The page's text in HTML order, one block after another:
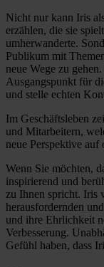
Nicht nur kann Iris
erzählen, die sie
umherwanderte.
Publikum mit
neue Wege zu
Ausgangspunkt für
und stelle echten
Im Geschäftsleben
und Mitarbeitern,
neue Perspektive auf
Wenn Sie möchten,
inspirierend und
zu Ihnen spricht. Iris
herausfordernden
und ihre Ehrlichkeit
Verbesserung.
Gefühl haben, dass